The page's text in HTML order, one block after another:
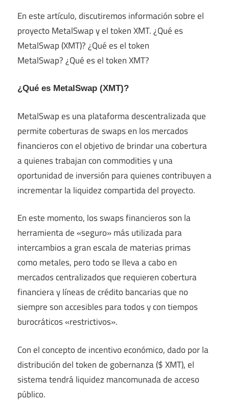
En este artículo, discutiremos información sobre el
proyecto MetalSwap y el token XMT. ¿Qué es
MetalSwap (XMT)? ¿Qué es el token
MetalSwap? ¿Qué es el token XMT?
¿Qué es MetalSwap (XMT)?
MetalSwap es una plataforma descentralizada que
permite coberturas de swaps en los mercados
financieros con el objetivo de brindar una cobertura
a quienes trabajan con commodities y una
oportunidad de inversión para quienes contribuyen a
incrementar la liquidez compartida del proyecto.
En este momento, los swaps financieros son la
herramienta de «seguro» más utilizada para
intercambios a gran escala de materias primas
como metales, pero todo se lleva a cabo en
mercados centralizados que requieren cobertura
financiera y líneas de crédito bancarias que no
siempre son accesibles para todos y con tiempos
burocráticos «restrictivos».
Con el concepto de incentivo económico, dado por la
distribución del token de gobernanza ($ XMT), el
sistema tendrá liquidez mancomunada de acceso
público.